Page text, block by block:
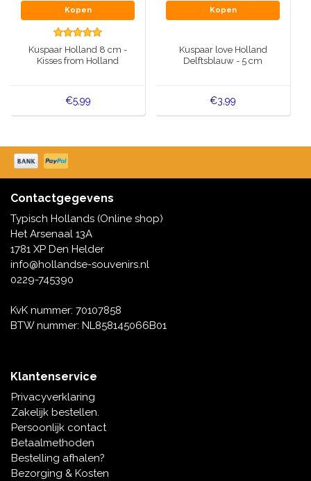
Kopen
Kuspaar Holland 8 cm -
Kisses from Holland
€5,99
Kopen
Kuspaar love Holland
Delftsblauw - 5 cm
€3,99
Contactgegevens
Typisch Hollands (Online shop)
Het Arsenaal 13A
1781 XP Den Helder
info@hollandse-souvenirs.nl
0229-745390
KvK nummer: 70107858
BTW nummer: NL858145066B01
Klantenservice
Privacyverklaring
Zakelijk bestellen.
Persoonlijk contact
Betaalmethoden
Bestelling afhalen?
Bezorging & Kosten